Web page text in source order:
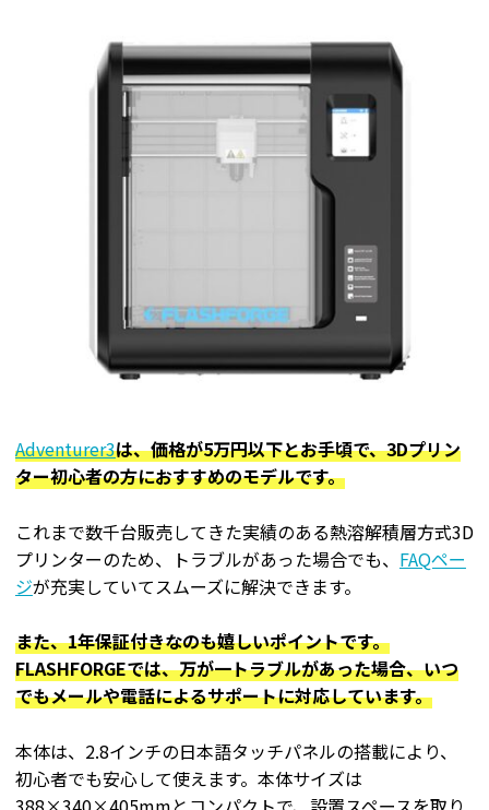
Adventurer3は、価格が5万円以下とお手頃で、3Dプリン
ター初心者の方におすすめのモデルです。
これまで数千台販売してきた実績のある熱溶解積層方式3D
プリンターのため、トラブルがあった場合でも、 FAQペー
ジが充実していてスムーズに解決できます。
また、1年保証付きなのも嬉しいポイントです。
FLASHFORGEでは、万が一トラブルがあった場合、いつ
でもメールや電話によるサポートに対応しています。
本体は、2.8インチの日本語タッチパネルの搭載により、
初心者でも安心して使えます。本体サイズは